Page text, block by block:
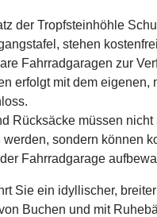
der Tropfsteinhöhle
stehen
Fahrradgaragen zur
erfolgt mit dem eigenen,
Rücksäcke müssen nicht
werden, sondern können
Fahrradgarage
Sie ein idyllischer,
Buchen und mit